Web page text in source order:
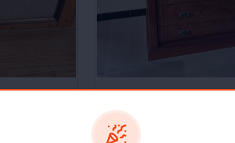
MASSIEF HOUT
doorbs173444
IEPER